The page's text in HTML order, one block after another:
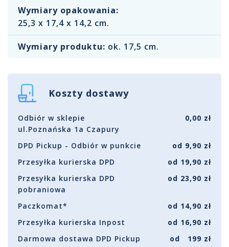
Wymiary opakowania:
25,3 x 17,4 x 14,2 cm.
Wymiary produktu: ok. 17,5 cm.
Koszty dostawy
Odbiór w sklepie
ul.Poznańska 1a Czapury
0,00 zł
DPD Pickup - Odbiór w punkcie
od 9,90 zł
Przesyłka kurierska DPD
od 19,90 zł
Przesyłka kurierska DPD
pobraniowa
od 23,90 zł
Paczkomat*
od 14,90 zł
Przesyłka kurierska Inpost
od 16,90 zł
Darmowa dostawa DPD Pickup
od 199 zł